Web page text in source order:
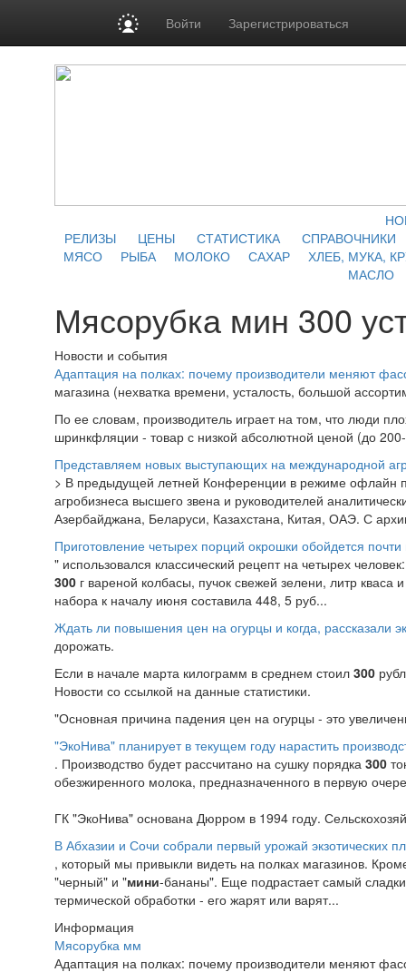
Войти Зарегистрироваться
РЕЛИЗЫ
ЦЕНЫ СТАТИСТИКА
СПРАВОЧНИКИ
МЯСО
РЫБА МОЛОКО САХАР
ХЛЕБ, МУКА,
МАСЛО
Мясорубка мин 300
Новости и события
Адаптация на полках: почему производители меняют
магазина (нехватка времени, усталость, большой
По ее словам, производитель играет на том, что люди
шринкфляции - товар с низкой абсолютной ценой (до 200-
Представляем новых выступающих на международной
> В предыдущей летней Конференции в режиме офлайн
агробизнеса высшего звена и руководителей
Азербайджана, Беларуси, Казахстана, Китая, ОАЭ. С
Приготовление четырех порций окрошки обойдется
" использовался классический рецепт на четырех
300 г вареной колбасы, пучок свежей зелени, литр
набора к началу июня составила 448, 5 руб...
Ждать ли повышения цен на огурцы и когда, рассказали
дорожать.
Если в начале марта килограмм в среднем стоил 300
Новости со ссылкой на данные статистики.
"Основная причина падения цен на огурцы - это
"ЭкоНива" планирует в текущем году нарастить
. Производство будет рассчитано на сушку порядка 300
обезжиренного молока, предназначенного в первую
ГК "ЭкоНива" основана Дюрром в 1994 году.
В Абхазии и Сочи собрали первый урожай экзотических
, который мы привыкли видеть на полках магазинов.
"черный" и "мини-бананы". Еще подрастает самый
термической обработки - его жарят или варят...
Информация
Мясорубка мм
Адаптация на полках: почему производители меняют